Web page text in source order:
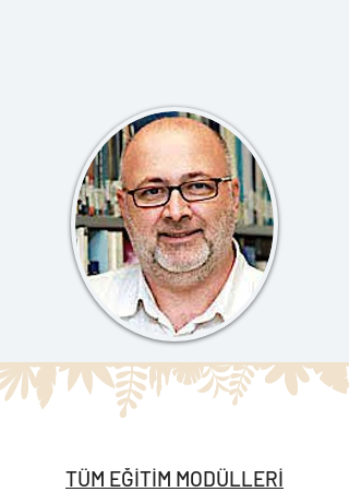
TÜM EĞİTİM MODÜLLERİ